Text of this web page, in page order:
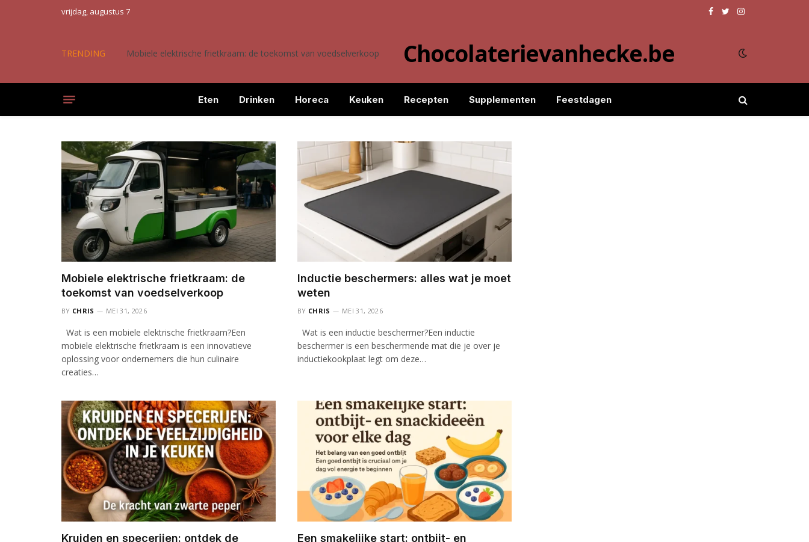
vrijdag, augustus 7 Facebook
TwitterInstagram
TRENDING Mobiele elektrische frietkraam: de toekomst van voedselverkoop Chocolaterievanhecke.be
Eten Drinken Horeca Keuken Recepten Supplementen Feestdagen
Mobiele elektrische frietkraam: de
toekomst van voedselverkoop
BY CHRIS MEI 31, 2026
Wat is een mobiele elektrische frietkraam?Een
mobiele elektrische frietkraam is een innovatieve
oplossing voor ondernemers die hun culinaire
creaties…
Inductie beschermers: alles wat je moet
weten
BY CHRIS MEI 31, 2026
Wat is een inductie beschermer?Een inductie
beschermer is een beschermende mat die je over je
inductiekookplaat legt om deze…
Kruiden en specerijen: ontdek de
Een smakelijke start: ontbijt- en